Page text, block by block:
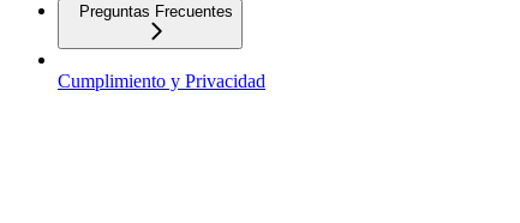
Preguntas Frecuentes
Cumplimiento y Privacidad